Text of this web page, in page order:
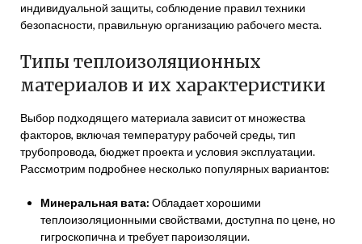
индивидуальной защиты, соблюдение правил техники
безопасности, правильную организацию рабочего места.
Типы теплоизоляционных
материалов и их характеристики
Выбор подходящего материала зависит от множества
факторов, включая температуру рабочей среды, тип
трубопровода, бюджет проекта и условия эксплуатации.
Рассмотрим подробнее несколько популярных вариантов:
Минеральная вата: Обладает хорошими
теплоизоляционными свойствами, доступна по цене, но
гигроскопична и требует пароизоляции.